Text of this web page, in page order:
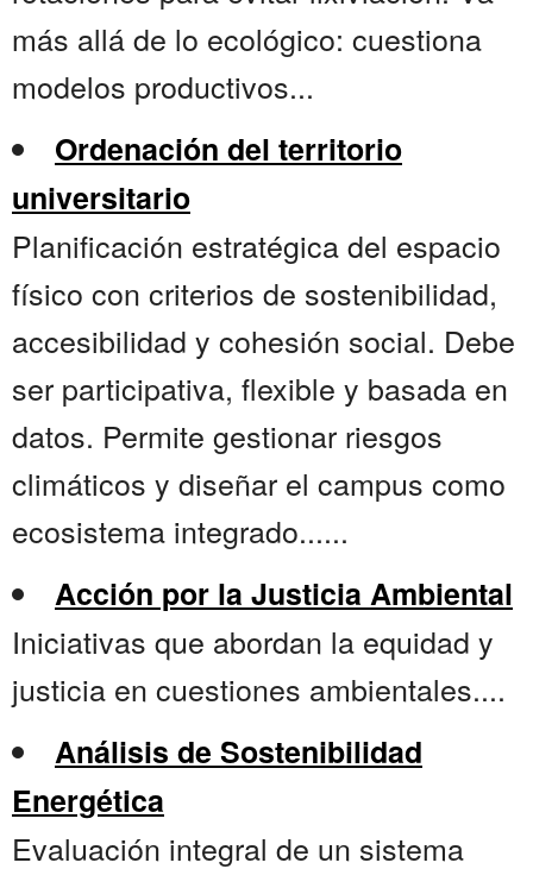
más allá de lo ecológico: cuestiona
modelos productivos...
Ordenación del territorio
universitario
Planificación estratégica del espacio
físico con criterios de sostenibilidad,
accesibilidad y cohesión social. Debe
ser participativa, flexible y basada en
datos. Permite gestionar riesgos
climáticos y diseñar el campus como
ecosistema integrado......
Acción por la Justicia Ambiental
Iniciativas que abordan la equidad y
justicia en cuestiones ambientales....
Análisis de Sostenibilidad
Energética
Evaluación integral de un sistema